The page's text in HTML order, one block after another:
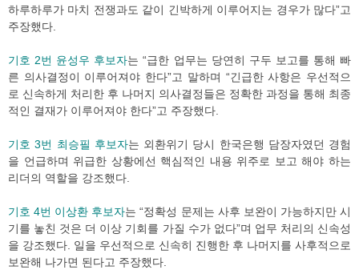
하루하루가 마치 전쟁과도 같이 긴박하게 이루어지는 경우가 많다”고
주장했다.
기호 2번 윤성우 후보자는 “급한 업무는 당연히 구두 보고를 통해 빠
른 의사결정이 이루어져야 한다”고 말하며 “긴급한 사항은 우선적으
로 신속하게 처리한 후 나머지 의사결정들은 정확한 과정을 통해 최종
적인 결재가 이루어져야 한다”고 주장했다.
기호 3번 최승필 후보자는 외환위기 당시 한국은행 담장자였던 경험
을 언급하며 위급한 상황에선 핵심적인 내용 위주로 보고 해야 하는
리더의 역할을 강조했다.
기호 4번 이상환 후보자는 “정확성 문제는 사후 보완이 가능하지만 시
기를 놓친 것은 더 이상 기회를 가질 수가 없다”며 업무 처리의 신속성
을 강조했다. 일을 우선적으로 신속히 진행한 후 나머지를 사후적으로
보완해 나가면 된다고 주장했다.